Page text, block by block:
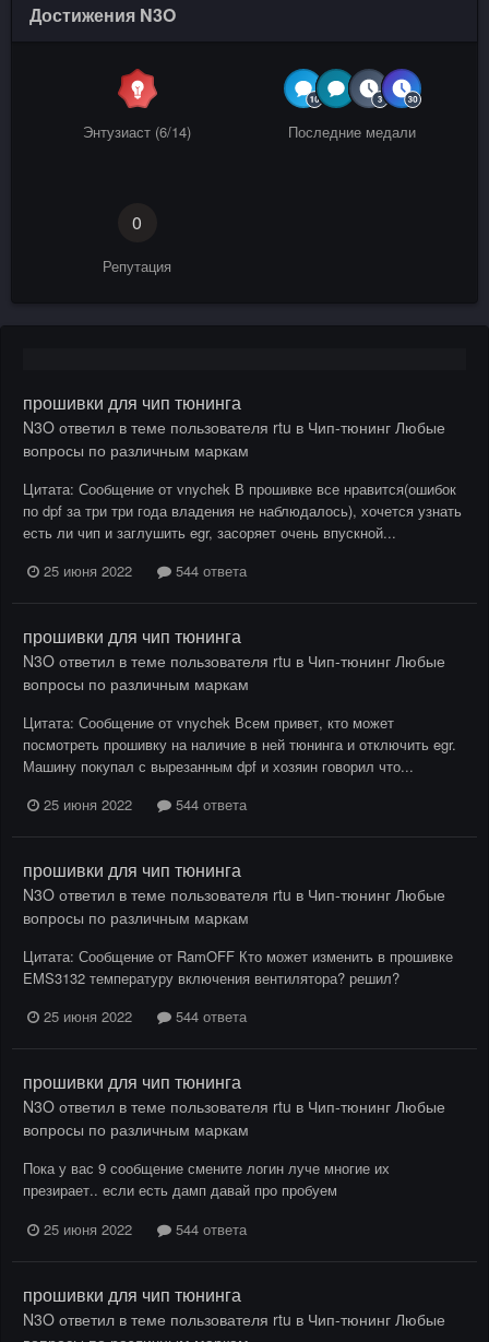
Достижения N3O
Энтузиаст (6/14) Последние медали
0
Репутация
прошивки для чип тюнинга
N3O ответил в теме пользователя rtu в Чип-тюнинг Любые
вопросы по различным маркам
Цитата: Сообщение от vnychek В прошивке все нравится(ошибок
по dpf за три три года владения не наблюдалось), хочется узнать
есть ли чип и заглушить egr, засоряет очень впускной...
25 июня 2022
544 ответа
прошивки для чип тюнинга
N3O ответил в теме пользователя rtu в Чип-тюнинг Любые
вопросы по различным маркам
Цитата: Сообщение от vnychek Всем привет, кто может
посмотреть прошивку на наличие в ней тюнинга и отключить egr.
Машину покупал с вырезанным dpf и хозяин говорил что...
25 июня 2022
544 ответа
прошивки для чип тюнинга
N3O ответил в теме пользователя rtu в Чип-тюнинг Любые
вопросы по различным маркам
Цитата: Сообщение от RamOFF Кто может изменить в прошивке
EMS3132 температуру включения вентилятора? решил?
25 июня 2022
544 ответа
прошивки для чип тюнинга
N3O ответил в теме пользователя rtu в Чип-тюнинг Любые
вопросы по различным маркам
Пока у вас 9 сообщение смените логин луче многие их
презирает.. если есть дамп давай про пробуем
25 июня 2022
544 ответа
прошивки для чип тюнинга
N3O ответил в теме пользователя rtu в Чип-тюнинг Любые